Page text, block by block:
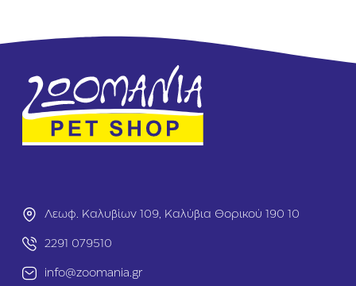
Λεωφ. Καλυβίων 109, Καλύβια Θορικού 190 10
2291 079510
info@zoomania.gr